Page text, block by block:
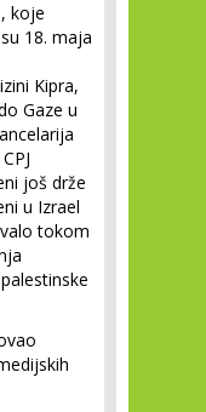
koje
18. maja
Kipra,
Gaze u
još drže
u Izrael
tokom